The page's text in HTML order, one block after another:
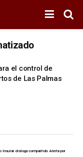
el control de
de Las Palmas
Insular diálogo compartido Alerta por